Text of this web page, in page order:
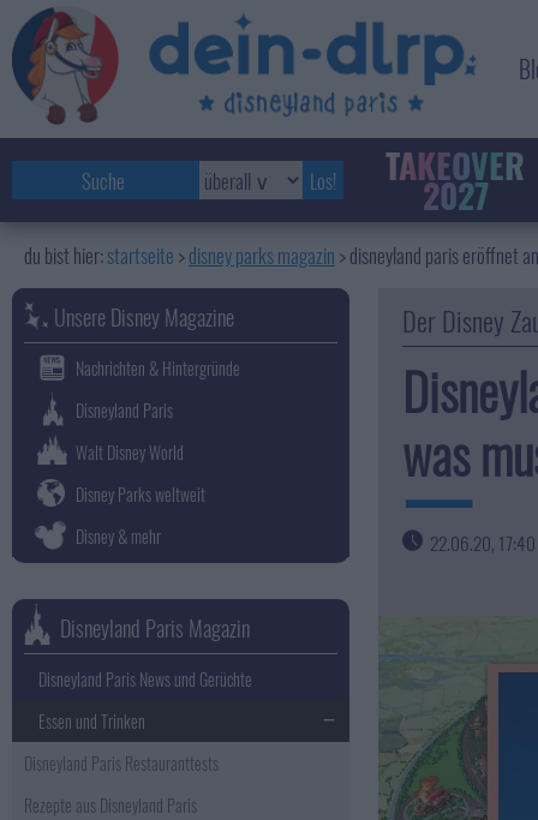
TAKEOVER
2027
startseite disney parks magazin >disneyland paris eröffnet
Der Disney
was
22.06.20, 17:40
Unsere Disney Magazine
Nachrichten & Hintergründe
Disneyland Paris
Walt Disney World
Disney Parks weltweit
Disney & mehr
Disneyland Paris Magazin
Disneyland Paris News und Gerüchte
Essen und Trinken
Disneyland Paris Restauranttests
Rezepte aus Disneyland Paris